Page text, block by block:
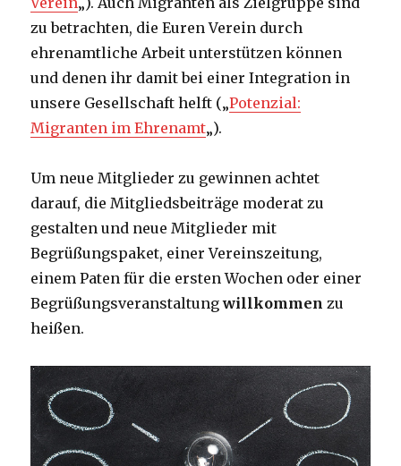
zu betrachten, die Euren Verein durch
ehrenamtliche Arbeit unterstützen können
und denen ihr damit bei einer Integration in
unsere Gesellschaft helft („Potenzial:
Migranten im Ehrenamt„).
Um neue Mitglieder zu gewinnen achtet
darauf, die Mitgliedsbeiträge moderat zu
gestalten und neue Mitglieder mit
Begrüßungspaket, einer Vereinszeitung,
einem Paten für die ersten Wochen oder einer
Begrüßungsveranstaltungwillkommen zu
heißen.